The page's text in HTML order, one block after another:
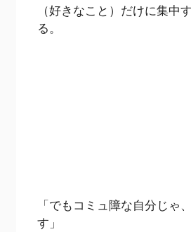
（好きなこと）だけに集中
る。
「でもコミュ障な自分じゃ
す」